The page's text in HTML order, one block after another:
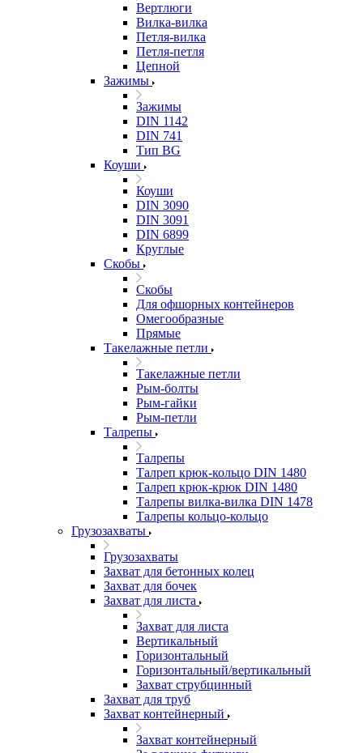
Вертлюги
Вилка-вилка
Петля-вилка
Петля-петля
Цепной
Зажимы
Зажимы
DIN 1142
DIN 741
Тип BG
Коуши
Коуши
DIN 3090
DIN 3091
DIN 6899
Круглые
Скобы
Скобы
Для офшорных контейнеров
Омегообразные
Прямые
Такелажные петли
Такелажные петли
Рым-болты
Рым-гайки
Рым-петли
Талрепы
Талрепы
Талреп крюк-кольцо DIN 1480
Талреп крюк-крюк DIN 1480
Талрепы вилка-вилка DIN 1478
Талрепы кольцо-кольцо
Грузозахваты
Грузозахваты
Захват для бетонных колец
Захват для бочек
Захват для листа
Захват для листа
Вертикальный
Горизонтальный
Горизонтальный/вертикальный
Захват струбцинный
Захват для труб
Захват контейнерный
Захват контейнерный